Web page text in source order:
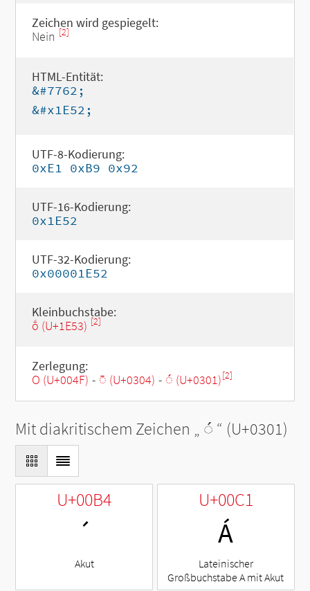
Zeichen wird gespiegelt:
Nein [2]
HTML-Entität:
&#7762;
&#x1E52;
UTF-8-Kodierung:
0xE1 0xB9 0x92
UTF-16-Kodierung:
0x1E52
UTF-32-Kodierung:
0x00001E52
Kleinbuchstabe:
ṓ (U+1E53) [2]
Zerlegung:
O (U+004F) - ◌̄ (U+0304) - ◌́ (U+0301)[2]
Mit diakritischem Zeichen „ ◌́ “ (U+0301)
U+00B4
´
Akut
U+00C1
Á
Lateinischer
Großbuchstabe A mit Akut